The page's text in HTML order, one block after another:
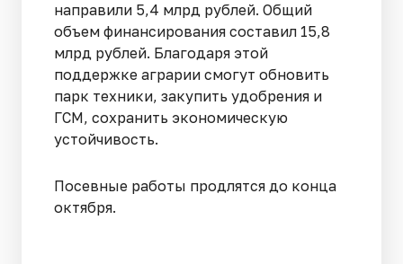
направили 5,4 млрд рублей. Общий
объем финансирования составил 15,8
млрд рублей. Благодаря этой
поддержке аграрии смогут обновить
парк техники, закупить удобрения и
ГСМ, сохранить экономическую
устойчивость.
Посевные работы продлятся до конца
октября.